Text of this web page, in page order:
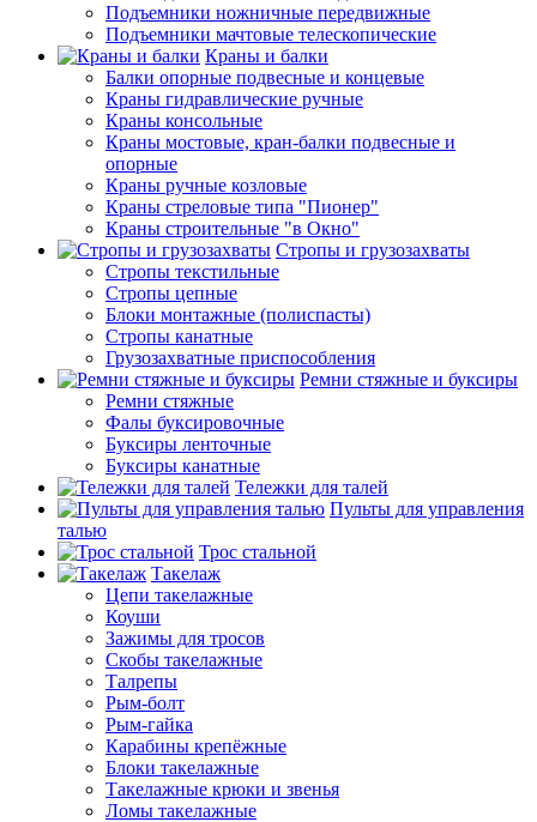
Подъемники ножничные передвижные
Подъемники мачтовые телескопические
Краны и балки
Балки опорные подвесные и концевые
Краны гидравлические ручные
Краны консольные
Краны мостовые, кран-балки подвесные и
опорные
Краны ручные козловые
Краны стреловые типа "Пионер"
Краны строительные "в Окно"
Стропы и грузозахваты
Стропы текстильные
Стропы цепные
Блоки монтажные (полиспасты)
Стропы канатные
Грузозахватные приспособления
Ремни стяжные и буксиры
Ремни стяжные
Фалы буксировочные
Буксиры ленточные
Буксиры канатные
Тележки для талей
Пульты для управления
талью
Трос стальной
Такелаж
Цепи такелажные
Коуши
Зажимы для тросов
Скобы такелажные
Талрепы
Рым-болт
Рым-гайка
Карабины крепёжные
Блоки такелажные
Такелажные крюки и звенья
Ломы такелажные